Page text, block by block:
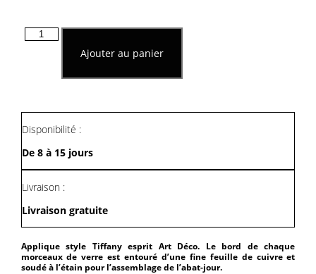
quantité
Ajouter au panier
Disponibilité :
De 8 à 15 jours
Livraison :
Livraison gratuite
Applique style Tiffany esprit Art Déco. Le bord de chaque
morceaux de verre est entouré d’une fine feuille de cuivre et
soudé à l’étain pour l’assemblage de l’abat-jour.